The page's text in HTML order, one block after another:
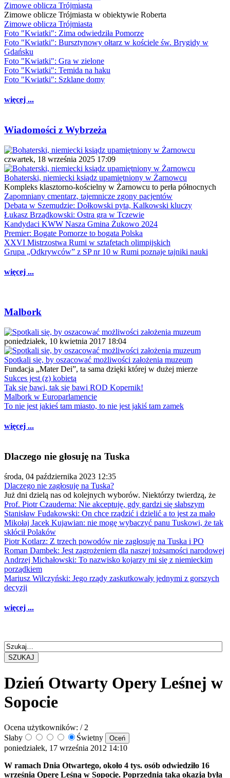
Zimowe oblicza Trójmiasta
Zimowe oblicze Trójmiasta w obiektywie Roberta
Zimowe oblicza Trójmiasta
Foto "Kwiatki": Zima odwiedziła Pomorze
Foto "Kwiatki": Bursztynowy ołtarz w kościele św. Brygidy w
Gdańsku
Foto "Kwiatki": Gra w zielone
Foto "Kwiatki": Temida na haku
Foto "Kwiatki": Szklane domy
więcej ...
Wiadomości z Wybrzeża
czwartek, 18 września 2025 17:09
Bohaterski, niemiecki ksiądz upamiętniony w Żarnowcu
Kompleks klasztorno-kościelny w Żarnowcu to perła północnych
Zapomniany cmentarz, tajemnicze zgony pacjentów
Debata w Szemudzie: Dołkowski pyta, Kalkowski kluczy
Łukasz Brządkowski: Ostra gra w Tczewie
Kandydaci KWW Nasza Gmina Żukowo 2024
Premier: Bogate Pomorze to bogata Polska
XXVI Mistrzostwa Rumi w sztafetach olimpijskich
Grupa „Odkrywców” z SP nr 10 w Rumi poznaje tajniki nauki
więcej ...
Malbork
poniedziałek, 10 kwietnia 2017 18:04
Spotkali się, by oszacować możliwości założenia muzeum
Fundacja „Mater Dei”, ta sama dzięki której w dużej mierze
Sukces jest (z) kobietą
Tak się bawi, tak się bawi ROD Kopernik!
Malbork w Europarlamencie
To nie jest jakieś tam miasto, to nie jest jakiś tam zamek
więcej ...
Dlaczego nie głosuję na Tuska
środa, 04 października 2023 12:35
Dlaczego nie zagłosuję na Tuska?
Już dni dzielą nas od kolejnych wyborów. Niektórzy twierdzą, że
Prof. Piotr Czauderna: Nie akceptuję, gdy gardzi się słabszym
Stanisław Fudakowski: On chce rządzić i dzielić a to jest za mało
Mikołaj Jacek Kujawian: nie mogę wybaczyć panu Tuskowi, że tak
skłócił Polaków
Piotr Kotlarz: Z trzech powodów nie zagłosuję na Tuska i PO
Roman Dambek: Jest zagrożeniem dla naszej tożsamości narodowej
Andrzej Michałowski: To nazwisko kojarzy mi się z niemieckim
porządkiem
Mariusz Wilczyński: Jego rządy zaskutkowały jednymi z gorszych
decyzji
więcej ...
SZUKAJ
Dzień Otwarty Opery Leśnej w
Sopocie
Ocena użytkowników: / 2
Słaby
Świetny
poniedziałek, 17 września 2012 14:10
W ramach Dnia Otwartego, około 4 tys. osób odwiedziło 16
września Operę Leśną w Sopocie. Poprzednia taka okazja była